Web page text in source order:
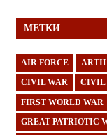
МЕТКИ
AIR FORCE
CIVIL WAR CIVIL
FIRST WORLD WAR
GREAT PATRIOTIC